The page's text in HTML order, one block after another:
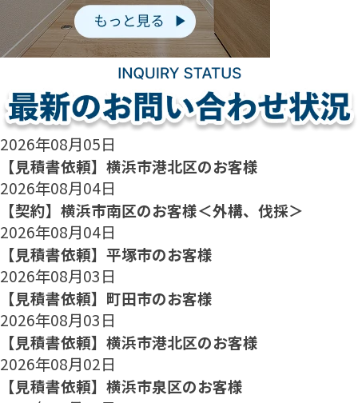
2026年08月05日
【見積書依頼】横浜市港北区のお客様
2026年08月04日
【契約】横浜市南区のお客様＜外構、伐採＞
2026年08月04日
【見積書依頼】平塚市のお客様
2026年08月03日
【見積書依頼】町田市のお客様
2026年08月03日
【見積書依頼】横浜市港北区のお客様
2026年08月02日
【見積書依頼】横浜市泉区のお客様